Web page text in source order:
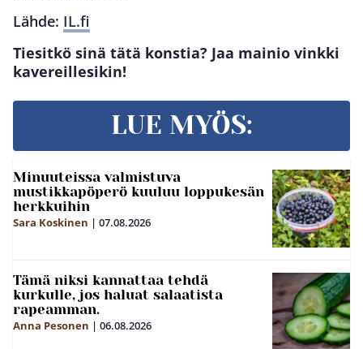
Lähde: IL.fi
Tiesitkö sinä tätä konstia? Jaa mainio vinkki
kavereillesikin!
LUE MYÖS:
Minuuteissa valmistuva
mustikkapöperö kuuluu loppukesän
herkkuihin
Sara Koskinen | 07.08.2026
Tämä niksi kannattaa tehdä
kurkulle, jos haluat salaatista
rapeamman.
Anna Pesonen | 06.08.2026